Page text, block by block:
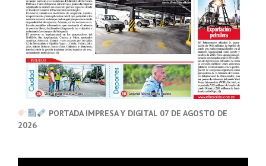
PORTADA IMPRESA Y DIGITAL 07 DE AGOSTO DE
2026